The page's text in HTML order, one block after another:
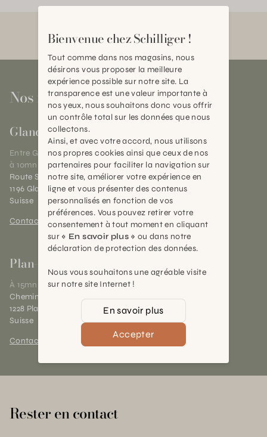
Nos magasins
Gland
Entre Genève et Lausanne,
à 10mn de Nyon
Route Suisse 40
1196 Gland (VD)
Suisse
Contact et horaires
Plan-les-Ouates
À 15mn du centre de Genève
Chemin des Charrotons 25
1228 Plan-les-Ouates (GE)
Suisse
Contact et horaires
Rester en contact
Bienvenue chez Schilliger !
Tout comme dans nos magasins, nous
désirons vous proposer la meilleure
expérience possible sur notre site. La
transparence est une valeur importante à
nos yeux, nous souhaitons donc vous offrir
un contrôle total sur les données que nous
collectons.
Ainsi, et avec votre accord, nous utilisons
nos propres cookies ainsi que ceux de nos
partenaires pour faciliter la navigation sur
notre site, améliorer votre expérience en
ligne et vous présenter des contenus
personnalisés en fonction de vos
préférences. Vous pouvez retirer votre
consentement à tout moment en cliquant
sur « En savoir plus » ou dans notre
déclaration de protection des données.
Nous vous souhaitons une agréable visite
sur notre site Internet !
En savoir plus
Accepter